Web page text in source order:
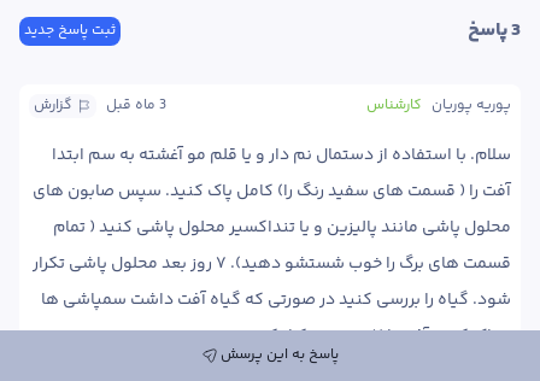
ثبت پاسخ جدید 3 پاسخ
گزارش 3 ماه قبل کارشناس پوریه پوریان
پاسخ به این پرسش